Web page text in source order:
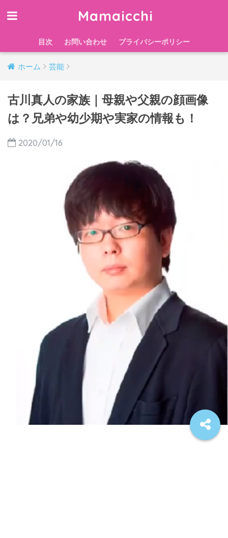
Mamaicchi
目次 お問い合わせ プライバシーポリシー
ホーム 芸能
古川真人の家族｜母親や父親の顔画像
は？兄弟や幼少期や実家の情報も！
2020/01/16